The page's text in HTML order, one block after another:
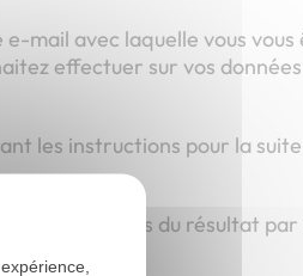
mail avec laquelle vous vous
effectuer sur vos données
les instructions pour la
informons du résultat par